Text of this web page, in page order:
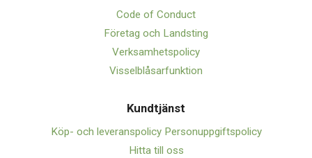
Code of Conduct
Företag och Landsting
Verksamhetspolicy
Visselblåsarfunktion
Kundtjänst
Köp- och leveranspolicy Personuppgiftspolicy
Hitta till oss